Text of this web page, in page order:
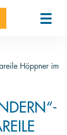
Höppner im